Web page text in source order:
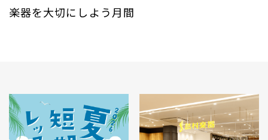
楽器を大切にしよう月間